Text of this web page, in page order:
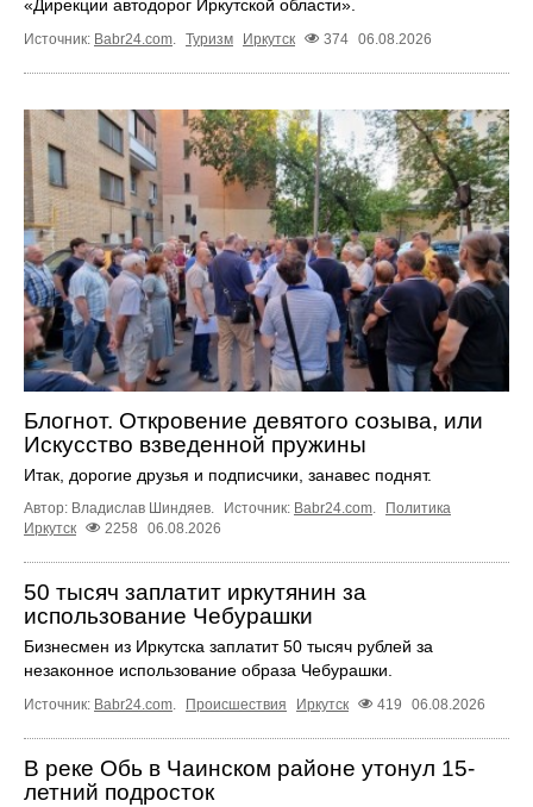
«Дирекции автодорог Иркутской области».
Источник: Babr24.com. Туризм Иркутск 374 06.08.2026
Блогнот. Откровение девятого созыва, или
Искусство взведенной пружины
Итак, дорогие друзья и подписчики, занавес поднят.
Автор: Владислав Шиндяев. Источник: Babr24.com.
Политика
Иркутск
2258 06.08.2026
50 тысяч заплатит иркутянин за
использование Чебурашки
Бизнесмен из Иркутска заплатит 50 тысяч рублей за
незаконное использование образа Чебурашки.
Источник: Babr24.com. Происшествия Иркутск 419 06.08.2026
В реке Обь в Чаинском районе утонул 15-
летний подросток